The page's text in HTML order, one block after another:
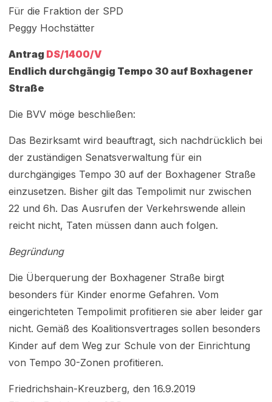
Für die Fraktion der SPD
Peggy Hochstätter
Antrag DS/1400/V
Endlich durchgängig Tempo 30 auf Boxhagener
Straße
Die BVV möge beschließen:
Das Bezirksamt wird beauftragt, sich nachdrücklich bei
der zuständigen Senatsverwaltung für ein
durchgängiges Tempo 30 auf der Boxhagener Straße
einzusetzen. Bisher gilt das Tempolimit nur zwischen
22 und 6h. Das Ausrufen der Verkehrswende allein
reicht nicht, Taten müssen dann auch folgen.
Begründung
Die Überquerung der Boxhagener Straße birgt
besonders für Kinder enorme Gefahren. Vom
eingerichteten Tempolimit profitieren sie aber leider gar
nicht. Gemäß des Koalitionsvertrages sollen besonders
Kinder auf dem Weg zur Schule von der Einrichtung
von Tempo 30-Zonen profitieren.
Friedrichshain-Kreuzberg, den 16.9.2019